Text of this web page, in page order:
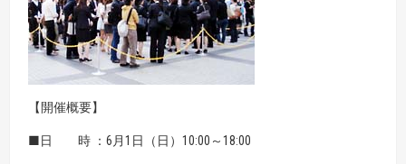
【開催概要】
■日 時 ：6月1日（日）10:00～18:00